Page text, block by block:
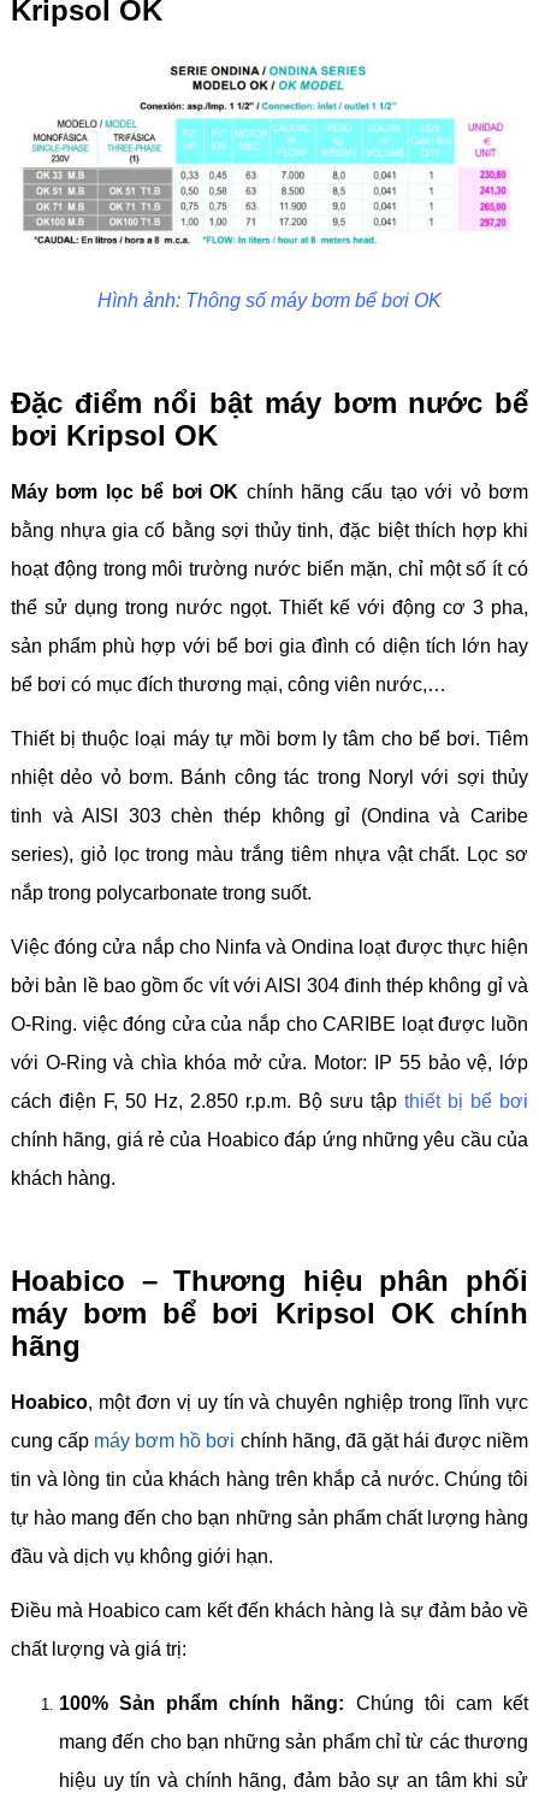
Kripsol OK
Hình ảnh: Thông số máy bơm bể bơi OK
Đặc điểm nổi bật máy bơm nước bể
bơi Kripsol OK
Máy bơm lọc bể bơi OK chính hãng cấu tạo với vỏ bơm
bằng nhựa gia cố bằng sợi thủy tinh, đặc biệt thích hợp khi
hoạt động trong môi trường nước biển mặn, chỉ một số ít có
thể sử dụng trong nước ngọt. Thiết kế với động cơ 3 pha,
sản phẩm phù hợp với bể bơi gia đình có diện tích lớn hay
bể bơi có mục đích thương mại, công viên nước,…
Thiết bị thuộc loại máy tự mồi bơm ly tâm cho bể bơi. Tiêm
nhiệt dẻo vỏ bơm. Bánh công tác trong Noryl với sợi thủy
tinh và AISI 303 chèn thép không gỉ (Ondina và Caribe
series), giỏ lọc trong màu trắng tiêm nhựa vật chất. Lọc sơ
nắp trong polycarbonate trong suốt.
Việc đóng cửa nắp cho Ninfa và Ondina loạt được thực hiện
bởi bản lề bao gồm ốc vít với AISI 304 đinh thép không gỉ và
O-Ring. việc đóng cửa của nắp cho CARIBE loạt được luồn
với O-Ring và chìa khóa mở cửa. Motor: IP 55 bảo vệ, lớp
cách điện F, 50 Hz, 2.850 r.p.m. Bộ sưu tậpthiết bị bể bơi
chính hãng, giá rẻ của Hoabico đáp ứng những yêu cầu của
khách hàng.
Hoabico – Thương hiệu phân phối
máy bơm bể bơi Kripsol OK chính
hãng
Hoabico, một đơn vị uy tín và chuyên nghiệp trong lĩnh vực
cung cấp máy bơm hồ bơi chính hãng, đã gặt hái được niềm
tin và lòng tin của khách hàng trên khắp cả nước. Chúng tôi
tự hào mang đến cho bạn những sản phẩm chất lượng hàng
đầu và dịch vụ không giới hạn.
Điều mà Hoabico cam kết đến khách hàng là sự đảm bảo về
chất lượng và giá trị:
100% Sản phẩm chính hãng: Chúng tôi cam kết
mang đến cho bạn những sản phẩm chỉ từ các thương
hiệu uy tín và chính hãng, đảm bảo sự an tâm khi sử